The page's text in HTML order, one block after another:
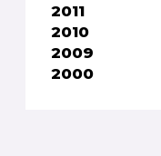
2011
2010
2009
2000